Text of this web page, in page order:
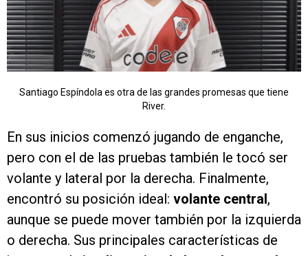
Santiago Espíndola es otra de las grandes promesas que tiene
River.
En sus inicios comenzó jugando de enganche,
pero con el de las pruebas también le tocó ser
volante y lateral por la derecha. Finalmente,
encontró su posición ideal: volante central,
aunque se puede mover también por la izquierda
o derecha. Sus principales características de